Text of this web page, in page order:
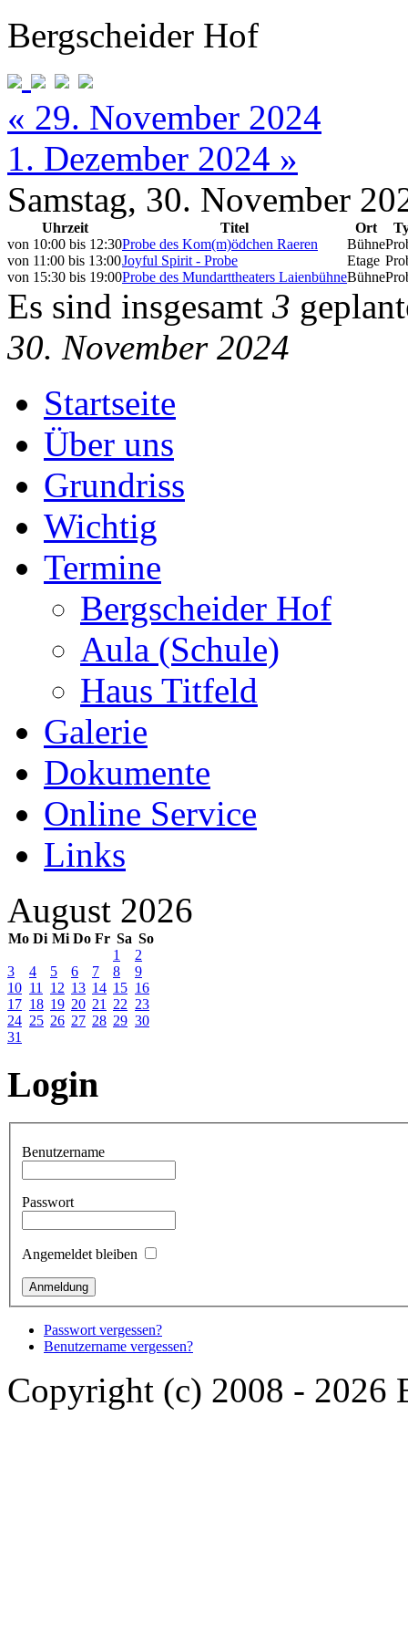
Bergscheider Hof
« 29. November 2024
1. Dezember 2024 »
Samstag, 30. November
Uhrzeit Titel Ort
von 10:00 bis 12:30Probe des Kom(m)ödchen Raeren Bühne
von 11:00 bis 13:00Joyful Spirit - Probe Etage
von 15:30 bis 19:00Probe des Mundarttheaters LaienbühneBühne
Es sind insgesamt 3
30. November 2024
Startseite
Über uns
Grundriss
Wichtig
Termine
Bergscheider Hof
Aula (Schule)
Haus Titfeld
Galerie
Dokumente
Online Service
Links
August 2026
Mo Di Mi Do Fr Sa So
1
2
3
4 5 6 7 8
9
10 11 12 13 14 15 16
17 18 19 20 21 22 23
24 25 26 27 28 29 30
31
Login
Benutzername
Passwort
Angemeldet bleiben
Passwort vergessen?
Benutzername vergessen?
Copyright (c) 2008 - 2026